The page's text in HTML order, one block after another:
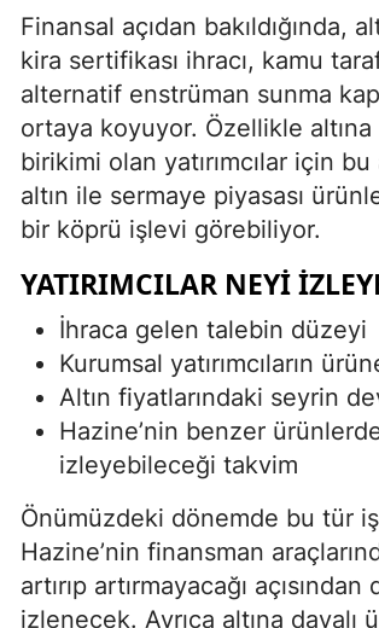
Finansal açıdan bakıldığında,
kira sertifikası ihracı, kamu
alternatif enstrüman sunma
ortaya koyuyor. Özellikle altına
birikimi olan yatırımcılar için
altın ile sermaye piyasası
bir köprü işlevi görebiliyor.
YATIRIMCILAR NEYI
İhraca gelen talebin düzeyi
Kurumsal yatırımcıların
Altın fiyatlarındaki seyrin
Hazine’nin benzer
izleyebileceği takvim
Önümüzdeki dönemde bu tür
Hazine’nin finansman
artırıp artırmayacağı açısından
izlenecek. Ayrıca altına dayalı